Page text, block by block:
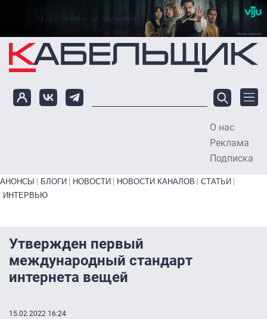
Перейти к основному содержанию
О нас
Реклама
Подписка
Primary links bottom
АНОНСЫ БЛОГИ НОВОСТИ НОВОСТИ КАНАЛОВ
СТАТЬИ
ИНТЕРВЬЮ
Утвержден первый
международный стандарт
интернета вещей
15.02.2022 16:24